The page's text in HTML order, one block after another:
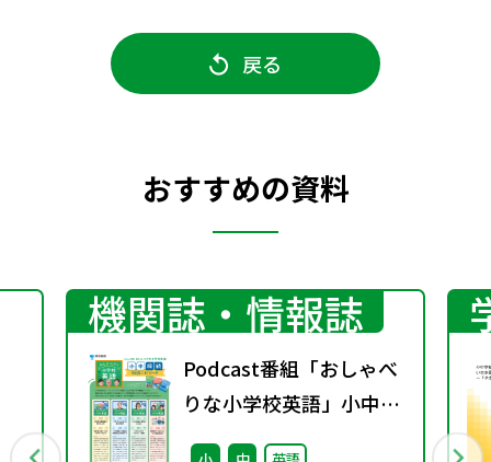
戻る
おすすめの資料
機関誌・情報誌
Podcast番組「おしゃべ
りな小学校英語」小中接
続エピソード配信のお知